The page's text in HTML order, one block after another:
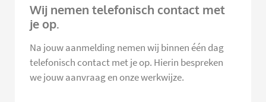
Wij nemen telefonisch contact met
je op.
Na jouw aanmelding nemen wij binnen één dag
telefonisch contact met je op. Hierin bespreken
we jouw aanvraag en onze werkwijze.